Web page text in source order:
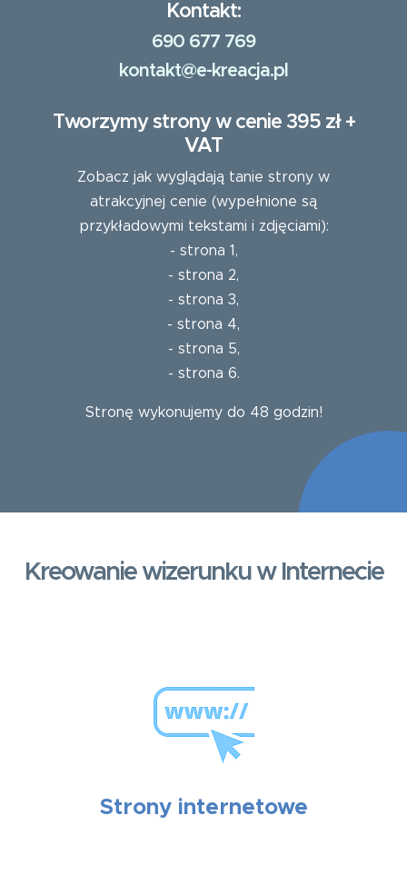
Kontakt:
690 677 769
kontakt@e-kreacja.pl
Tworzymy strony w cenie 395 zł +
VAT
Zobacz jak wyglądają tanie strony w
atrakcyjnej cenie (wypełnione są
przykładowymi tekstami i zdjęciami):
- strona 1 ,
- strona 2,
- strona 3,
- strona 4,
- strona 5,
- strona 6.
Stronę wykonujemy do 48 godzin!
Kreowanie wizerunku w Internecie
Strony internetowe